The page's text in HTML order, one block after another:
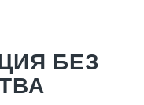
БЕЗ